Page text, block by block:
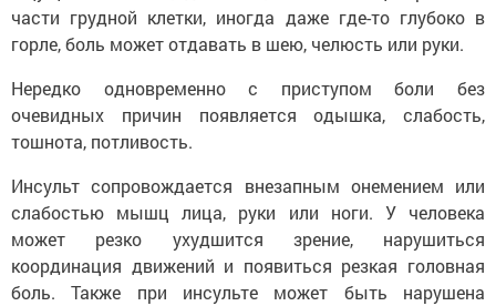
части грудной клетки, иногда даже где-то глубоко в
горле, боль может отдавать в шею, челюсть или руки.
Нередко одновременно с приступом боли без
очевидных причин появляется одышка, слабость,
тошнота, потливость.
Инсульт сопровождается внезапным онемением или
слабостью мышц лица, руки или ноги. У человека
может резко ухудшится зрение, нарушиться
координация движений и появиться резкая головная
боль. Также при инсульте может быть нарушена